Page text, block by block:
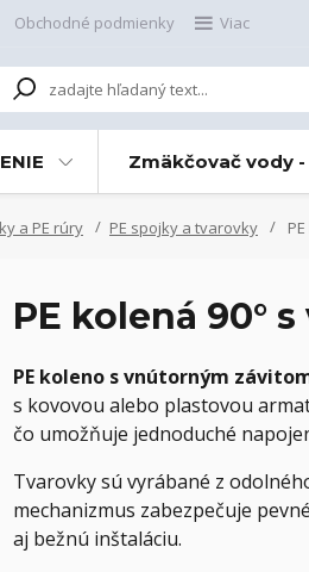
Obchodné podmienky Viac
Zmäkčovač vody -
a PE rúry PE spojky a tvarovky
PE kolená 90°
PE koleno s vnútorným
s kovovou alebo plastovou
čo umožňuje jednoduché
Tvarovky sú vyrábané z
mechanizmus zabezpečuje
aj bežnú inštaláciu.